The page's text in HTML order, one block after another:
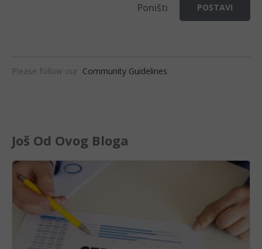
Poništi POSTAVI
Please follow our Community Guidelines
Još Od Ovog Bloga